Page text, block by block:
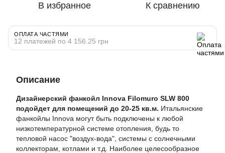
В избранное К сравнению
ОПЛАТА ЧАСТЯМИ
12 платежей по 4 156.25 грн
Описание
Дизайнерский фанкойл Innova Filomuro SLW 800
подойдет для помещений до 20-25 кв.м. Итальянские
фанкойлы Innova могут быть подключены к любой
низкотемпературной системе отопления, будь то
тепловой насос "воздух-вода" , системы с солнечными
коллекторам, котлами и т.д. Наиболее целесообразное